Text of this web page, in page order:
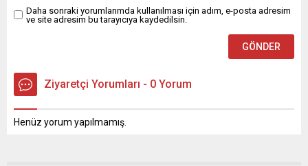
Daha sonraki yorumlarımda kullanılması için adım, e-posta adresim
ve site adresim bu tarayıcıya kaydedilsin.
Ziyaretçi Yorumları - 0 Yorum
Henüz yorum yapılmamış.